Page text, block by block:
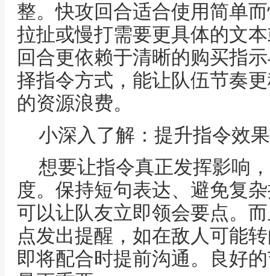
整。快攻回合适合使用简单
拉扯或慢打需要更具体的文
回合更依赖于清晰的购买指
择指令方式，能让队伍节奏
的资源浪费。
小深入了解：提升指令效
想要让指令真正发挥影响
度。保持短句表达、避免复
可以让队友立即领会要点。
点发出提醒，如在敌人可能
即将配合时提前沟通。良好